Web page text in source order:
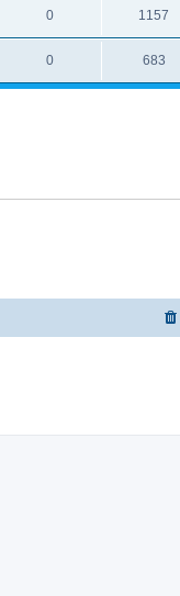
0 1157
0 683